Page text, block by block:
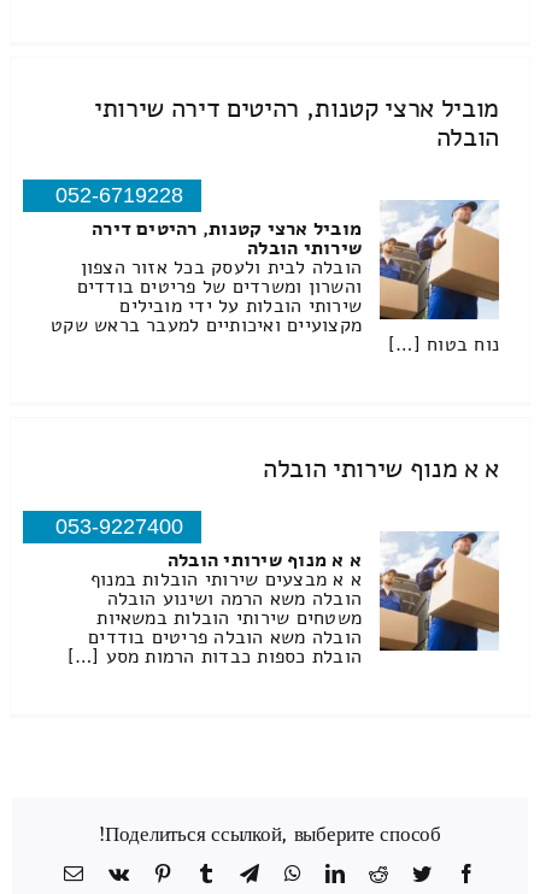
מוביל ארצי קטנות, רהיטים דירה שירותי
הובלה
052-6719228
מוביל ארצי קטנות, רהיטים דירה
שירותי הובלה
הובלה לבית ולעסק בכל אזור הצפון
והשרון ומשרדים של פריטים בודדים
שירותי הובלות על ידי מובילים
מקצועיים ואיכותיים למעבר בראש שקט
נוח בטוח […]
א א מנוף שירותי הובלה
053-9227400
א א מנוף שירותי הובלה
א א מבצעים שירותי הובלות במנוף
הובלה משא הרמה ושינוע הובלה
משטחים שירותי הובלות במשאיות
הובלה משא הובלה פריטים בודדים
הובלת כספות כבדות הרמות מסע […]
Поделиться ссылкой, выберите способ!
Facebook
Twitter
Reddit
LinkedIn
WhatsApp
Telegram
Tumblr
Pinterest
Vk
כתובת